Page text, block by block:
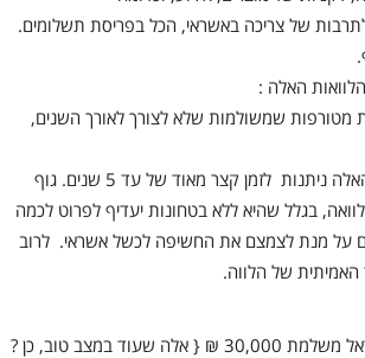
של צריכה באשראי, הכל בפריסת תשלומים.
מטורפות שמשולמות שלא לצורך לאורך השנים,
פעם שניה, ההלוואות האלה ניתנות לזמן קצר מאוד של עד 5 שנים. גוף
בגלל שהיא ללא בטחונות יעדיף לפרוט לכמה
על מנת לצמצם את החשיפה לכשל אשראי. לרוב
האמיתית של הלווה.
30,000 ₪
{ אלה שעוד במצב טוב, כן ?